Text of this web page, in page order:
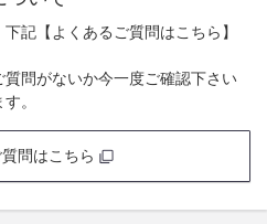
記【よくあるご質問はこちら】
問がないか今一度ご確認下さい
。
問はこちら